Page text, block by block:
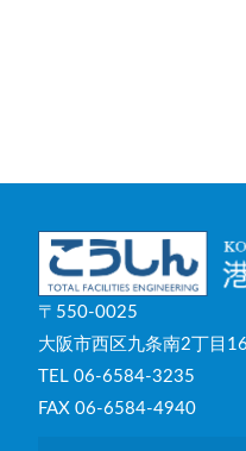
〒550-0025
大阪市西区九条南2丁目
TEL 06-6584-3235
FAX 06-6584-4940